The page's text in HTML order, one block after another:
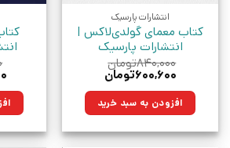
انتشارات پارسیک
کتاب معمای گولدی‌لاکس |
انتشارات پارسیک
۸۴۰,۰۰۰تومان
قیمت
۸۴۰,۰۰۰تومان
بود.
۶۰۰,۶۰۰تومان
۶۰۰,۶۰۰تومان.افزودن به سبد خرید